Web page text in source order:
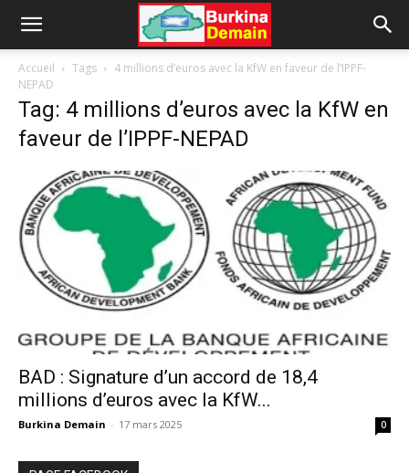
Accueil Tags
4 millions d’euros avec la KfW en faveur de l’IPPF-
NEPAD
Tag: 4 millions d’euros avec la KfW en
faveur de l’IPPF-NEPAD
BAD : Signature d’un accord de 18,4
millions d’euros avec la KfW...
Burkina Demain - 17 mars 2025 0